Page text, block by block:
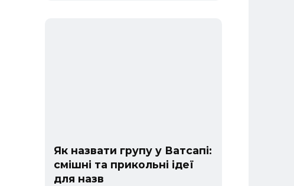
Як назвати групу у Ватсапі:
смішні та прикольні ідеї
для назв